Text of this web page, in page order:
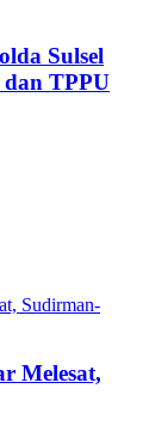
Sulsel
dan TPPU
Melesat,